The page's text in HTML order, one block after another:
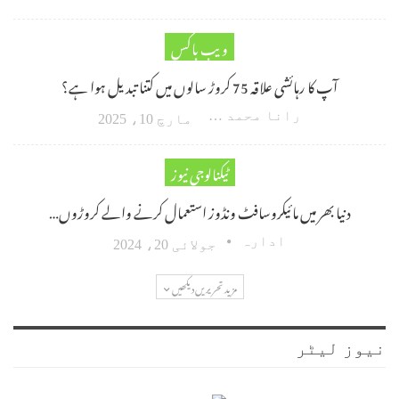
ویب باکس
آپ کا رہائشی علاقہ 75 کروڑ سالوں میں کتنا تبدیل ہوا ہے؟
رانا محمد امین اکبر مارچ 10، 2025
ٹیکنالوجی نیوز
دنیا بھر میں مائیکروسافٹ ونڈوز استعمال کرنے والے کروڑوں…
ادارہ جولائی 20، 2024
مزید تحریریں دیکھیں
نیوز لیٹر